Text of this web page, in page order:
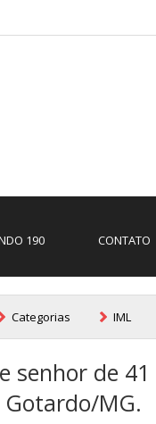
190 CONTATO
Categorias IML
senhor de
MG.